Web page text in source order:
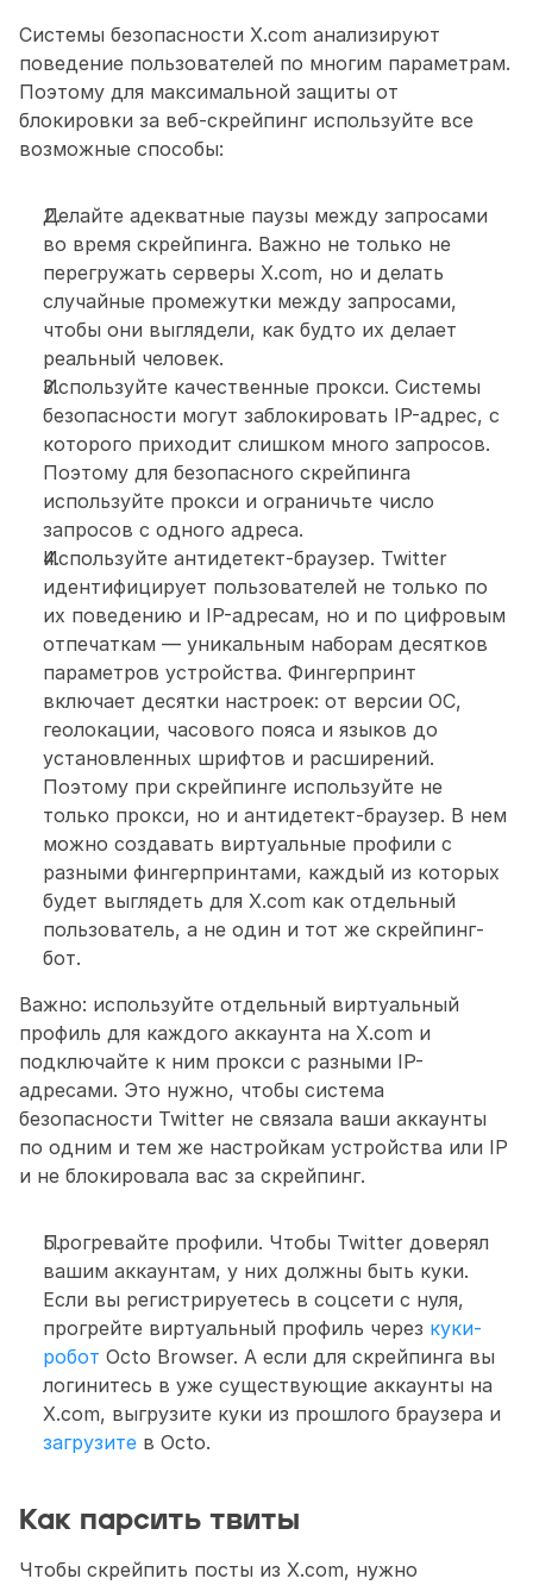
Системы безопасности X.com анализируют
поведение пользователей по многим параметрам.
Поэтому для максимальной защиты от
блокировки за веб-скрейпинг используйте все
возможные способы:
Делайте адекватные паузы между запросами
во время скрейпинга. Важно не только не
перегружать серверы X.com, но и делать
случайные промежутки между запросами,
чтобы они выглядели, как будто их делает
реальный человек.
Используйте качественные прокси. Системы
безопасности могут заблокировать IP-адрес, с
которого приходит слишком много запросов.
Поэтому для безопасного скрейпинга
используйте прокси и ограничьте число
запросов с одного адреса.
Используйте антидетект-браузер. Twitter
идентифицирует пользователей не только по
их поведению и IP-адресам, но и по цифровым
отпечаткам — уникальным наборам десятков
параметров устройства. Фингерпринт
включает десятки настроек: от версии ОС,
геолокации, часового пояса и языков до
установленных шрифтов и расширений.
Поэтому при скрейпинге используйте не
только прокси, но и антидетект-браузер. В нем
можно создавать виртуальные профили с
разными фингерпринтами, каждый из которых
будет выглядеть для X.com как отдельный
пользователь, а не один и тот же скрейпинг-
бот.
Важно: используйте отдельный виртуальный
профиль для каждого аккаунта на X.com и
подключайте к ним прокси с разными IP-
адресами. Это нужно, чтобы система
безопасности Twitter не связала ваши аккаунты
по одним и тем же настройкам устройства или IP
и не блокировала вас за скрейпинг.
Прогревайте профили. Чтобы Twitter доверял
вашим аккаунтам, у них должны быть куки.
Если вы регистрируетесь в соцсети с нуля,
прогрейте виртуальный профиль через куки-
робот Octo Browser. А если для скрейпинга вы
логинитесь в уже существующие аккаунты на
загрузите в Octo.
Как парсить твиты
Чтобы скрейпить посты из X.com, нужно